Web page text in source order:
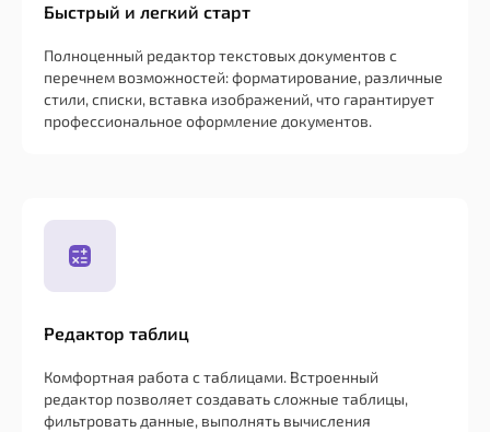
Быстрый и легкий старт
Полноценный редактор текстовых документов с
перечнем возможностей: форматирование, различные
стили, списки, вставка изображений, что гарантирует
профессиональное оформление документов.
Редактор таблиц
Комфортная работа с таблицами. Встроенный
редактор позволяет создавать сложные таблицы,
фильтровать данные, выполнять вычисления